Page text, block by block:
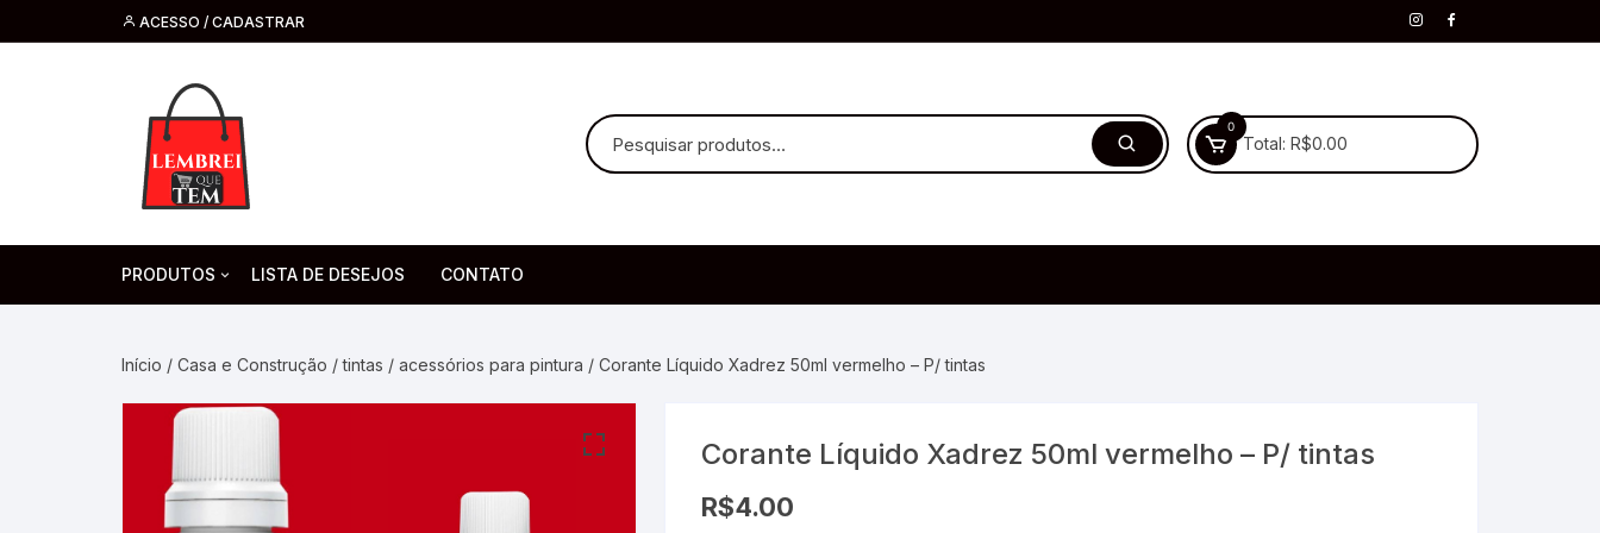
ACESSO / CADASTRAR
0
Total: R$0.00
PRODUTOS
Headsets e Microfone
moda
Artesanato
Artigos para festa
LISTA DE DESEJOS CONTATO
Início / Casa e Construção /tintas / acessórios para pintura / Corante Líquido Xadrez 50ml vermelho – P/ tintas
Corante Líquido Xadrez 50ml vermelho – P/ tintas
R$4.00